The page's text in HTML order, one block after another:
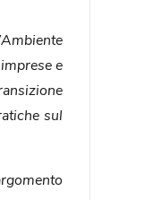
e
sul